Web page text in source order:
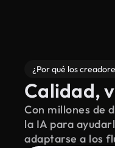
¿Por qué los
Calidad,
Con millones de
la IA para
adaptarse a los